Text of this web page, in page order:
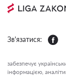
Зв'язатися:
забезпечує
інформацією,